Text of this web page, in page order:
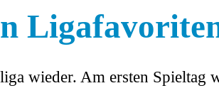
wieder. Am ersten Spieltag